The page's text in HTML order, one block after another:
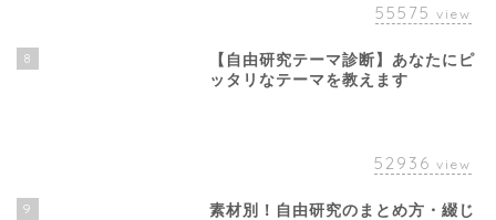
55575 view
8
【自由研究テーマ診断】あなたにピ
ッタリなテーマを教えます
52936 view
9
素材別！自由研究のまとめ方・綴じ